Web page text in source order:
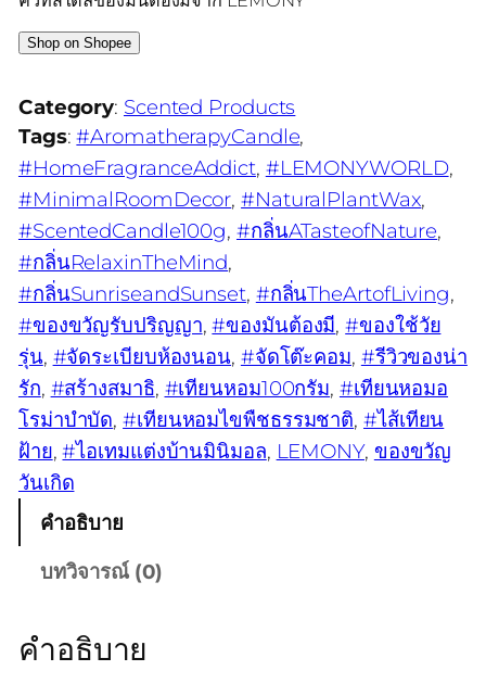
Shop on Shopee
Category: Scented Products
Tags:#AromatherapyCandle
#HomeFragranceAddict, #LEMONYWORLD
#MinimalRoomDecor, #NaturalPlantWax
#ScentedCandle100g, #กลิ่นATasteofNature
#กลิ่นRelaxinTheMind
#กลิ่นSunriseandSunset, #กลิ่นTheArtofLiving
#ของขวัญรับปริญญา, #ของมันต้องมี, #ของใช้วัย
รุ่น, #จัดระเบียบห้องนอน, #จัดโต๊ะคอม, #รีวิวของน่า
รัก, #สร้างสมาธิ, #เทียนหอม100กรัม, #เทียนหอมอ
โรม่าบำบัด, #เทียนหอมไขพืชธรรมชาติ, #ไส้เทียน
ฝ้าย, #ไอเทมแต่งบ้านมินิมอล, LEMONY, ของขวัญ
วันเกิด
คำอธิบาย
บทวิจารณ์ (0)
คำอธิบาย